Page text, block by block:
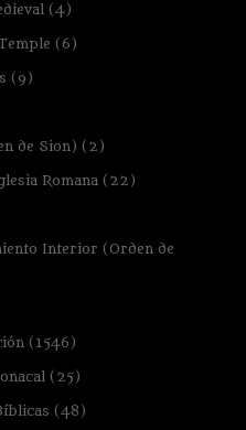
(4)
(6)
(9)
de Sion) (2)
Romana(22)
Interior (Orden de
(1546)
(25)
(48)